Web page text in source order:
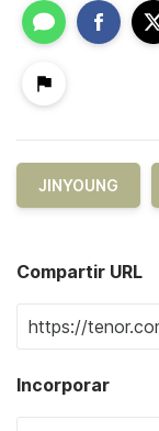
JINYOUNG
Compartir URL
Incorporar